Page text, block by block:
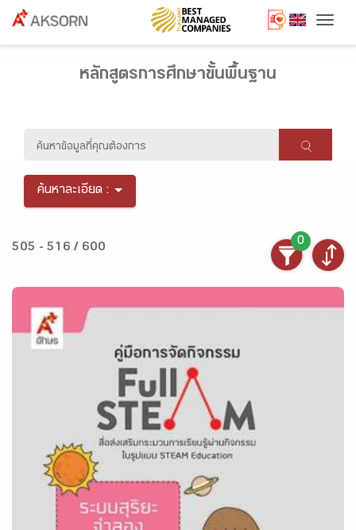
หลักสูตรการศึกษาขั้นพื้นฐาน
ค้นหาละเอียด :
505 - 516 / 600
0